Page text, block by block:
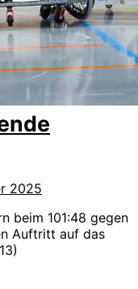
2025
beim 101:48 gegen
Auftritt auf das